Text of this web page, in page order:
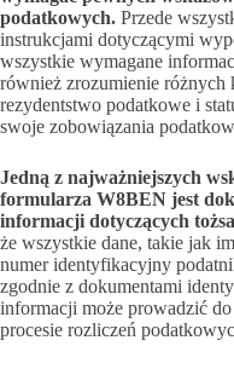
podatkowych. Przede
instrukcjami dotyczącymi
wszystkie wymagane
również zrozumienie
rezydentstwo podatkowe i
swoje zobowiązania
Jedną z najważniejszych
formularza W8BEN jest
informacji dotyczących
że wszystkie dane, takie jak
numer identyfikacyjny
zgodnie z dokumentami
informacji może prowadzić
procesie rozliczeń